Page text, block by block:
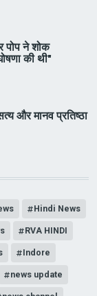
पोप ने शोक
की थी"
और मानव प्रतिष्ठा
Hindi News
RVA HINDI
Indore
news update